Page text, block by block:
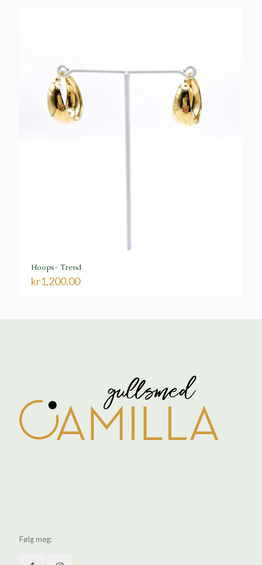
Hoops- Trend
kr1,200.00
Følg meg: